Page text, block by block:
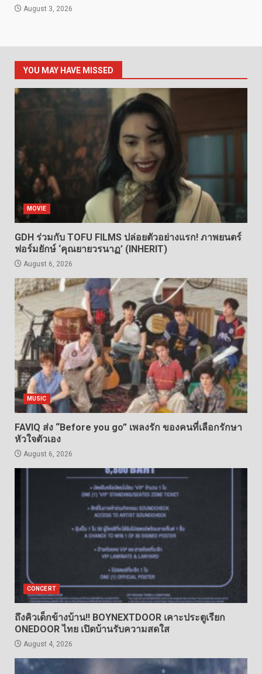
August 3, 2026
YOU MAY HAVE MISSED
MOVIE
GDH ร่วมกับ TOFU FILMS ปล่อยตัวอย่างแรก! ภาพยนตร์
ฟอร์มยักษ์ ‘คุณยายวรนาฏ’ (INHERIT)
August 6, 2026
MUSIC
FAVIQ ส่ง “Before you go” เพลงรัก ของคนที่เลือกรักษา
หัวใจตัวเอง
August 6, 2026
CONCERT
ถึงคิวเด็กข้างบ้าน!! BOYNEXTDOOR เคาะประตูเรียก
ONEDOOR ไทย เปิดบ้านรับความสดใส
August 4, 2026